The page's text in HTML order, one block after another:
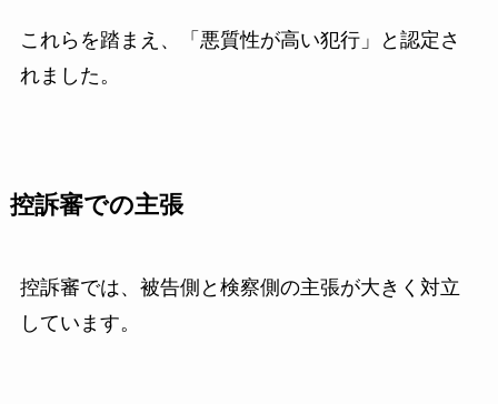
これらを踏まえ、「悪質性が高い犯行」と認定さ
れました。
控訴審での主張
控訴審では、被告側と検察側の主張が大きく対立
しています。